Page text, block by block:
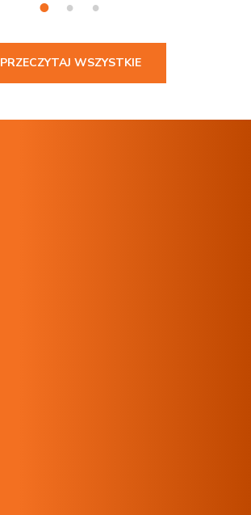
1 2 3
PRZECZYTAJ WSZYSTKIE